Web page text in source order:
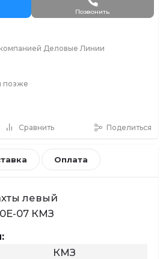
Сравнить Поделиться
Позвонить
Деловые Линии
позже
Оплата
левый
07 КМЗ
КМЗ